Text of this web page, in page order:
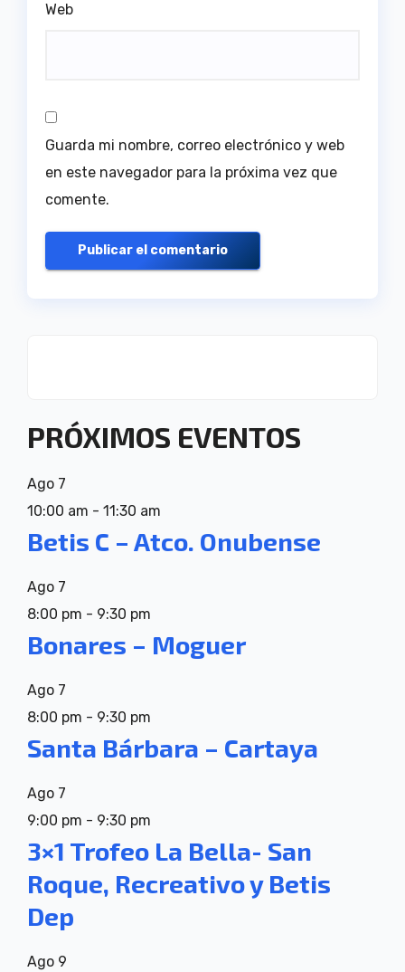
Web
Guarda mi nombre, correo electrónico y web
en este navegador para la próxima vez que
comente.
PRÓXIMOS EVENTOS
Ago 7
10:00 am - 11:30 am
Betis C – Atco. Onubense
Ago 7
8:00 pm - 9:30 pm
Bonares – Moguer
Ago 7
8:00 pm - 9:30 pm
Santa Bárbara – Cartaya
Ago 7
9:00 pm - 9:30 pm
3×1 Trofeo La Bella- San
Roque, Recreativo y Betis
Dep
Ago 9